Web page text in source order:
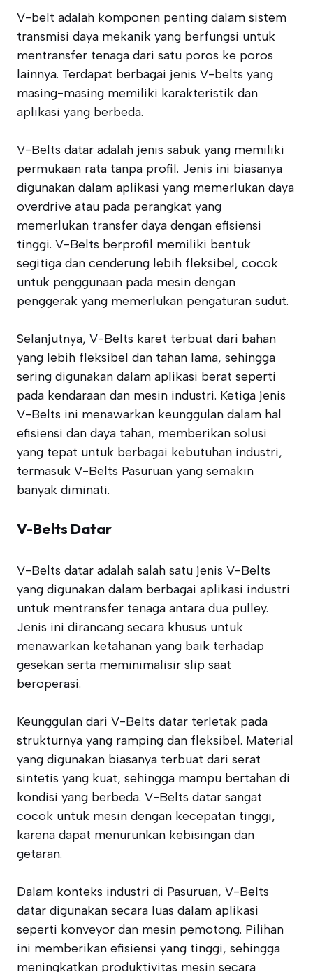
V-belt adalah komponen penting dalam sistem
transmisi daya mekanik yang berfungsi untuk
mentransfer tenaga dari satu poros ke poros
lainnya. Terdapat berbagai jenis V-belts yang
masing-masing memiliki karakteristik dan
aplikasi yang berbeda.
V-Belts datar adalah jenis sabuk yang memiliki
permukaan rata tanpa profil. Jenis ini biasanya
digunakan dalam aplikasi yang memerlukan daya
overdrive atau pada perangkat yang
memerlukan transfer daya dengan efisiensi
tinggi. V-Belts berprofil memiliki bentuk
segitiga dan cenderung lebih fleksibel, cocok
untuk penggunaan pada mesin dengan
penggerak yang memerlukan pengaturan sudut.
Selanjutnya, V-Belts karet terbuat dari bahan
yang lebih fleksibel dan tahan lama, sehingga
sering digunakan dalam aplikasi berat seperti
pada kendaraan dan mesin industri. Ketiga jenis
V-Belts ini menawarkan keunggulan dalam hal
efisiensi dan daya tahan, memberikan solusi
yang tepat untuk berbagai kebutuhan industri,
termasuk V-Belts Pasuruan yang semakin
banyak diminati.
V-Belts Datar
V-Belts datar adalah salah satu jenis V-Belts
yang digunakan dalam berbagai aplikasi industri
untuk mentransfer tenaga antara dua pulley.
Jenis ini dirancang secara khusus untuk
menawarkan ketahanan yang baik terhadap
gesekan serta meminimalisir slip saat
beroperasi.
Keunggulan dari V-Belts datar terletak pada
strukturnya yang ramping dan fleksibel. Material
yang digunakan biasanya terbuat dari serat
sintetis yang kuat, sehingga mampu bertahan di
kondisi yang berbeda. V-Belts datar sangat
cocok untuk mesin dengan kecepatan tinggi,
karena dapat menurunkan kebisingan dan
getaran.
Dalam konteks industri di Pasuruan, V-Belts
datar digunakan secara luas dalam aplikasi
seperti konveyor dan mesin pemotong. Pilihan
ini memberikan efisiensi yang tinggi, sehingga
meningkatkan produktivitas mesin secara